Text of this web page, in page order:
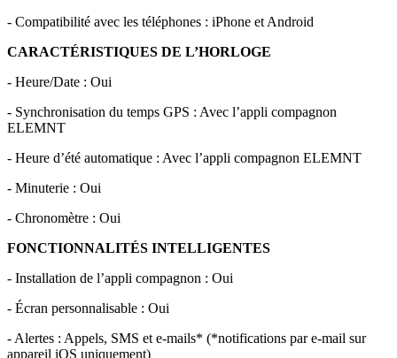
- Compatibilité avec les téléphones : iPhone et Android
CARACTÉRISTIQUES DE L’HORLOGE
- Heure/Date : Oui
- Synchronisation du temps GPS : Avec l’appli compagnon
ELEMNT
- Heure d’été automatique : Avec l’appli compagnon ELEMNT
- Minuterie : Oui
- Chronomètre : Oui
FONCTIONNALITÉS INTELLIGENTES
- Installation de l’appli compagnon : Oui
- Écran personnalisable : Oui
- Alertes : Appels, SMS et e-mails* (*notifications par e-mail sur
appareil iOS uniquement)